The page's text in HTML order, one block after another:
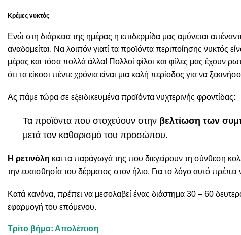
Κρέμες νυκτός
Ενώ στη διάρκεια της ημέρας η επιδερμίδα μας αμύνεται
αναδομείται. Να λοιπόν γιατί τα προϊόντα περιποίησης νυκτός
μέρας και τόσα πολλά άλλα! Πολλοί φίλοι και φίλες μας έχουν
ότι τα είκοσι πέντε χρόνια είναι μια καλή περίοδος για να
Ας πάμε τώρα σε εξειδικευμένα προϊόντα νυχτερινής φροντίδας:
Τα προϊόντα που στοχεύουν στην βελτίωση των
μετά τον καθαρισμό του προσώπου.
Η ρετινόλη και τα παράγωγά της που διεγείρουν τη σύνθεση
την ευαισθησία του δέρματος στον ήλιο. Για το λόγο αυτό
Κατά κανόνα, πρέπει να μεσολαβεί ένας διάστημα 30 – 60
εφαρμογή του επόμενου.
Τρίτο βήμα: Απολέπιση